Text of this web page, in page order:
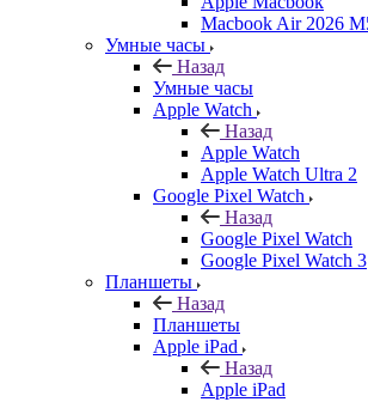
Macbook Air 2026
Умные часы
Назад
Умные часы
Apple Watch
Назад
Apple Watch
Apple Watch Ultra 2
Google Pixel Watch
Назад
Google Pixel Watch
Google Pixel Watch 3
Планшеты
Назад
Планшеты
Apple iPad
Назад
Apple iPad